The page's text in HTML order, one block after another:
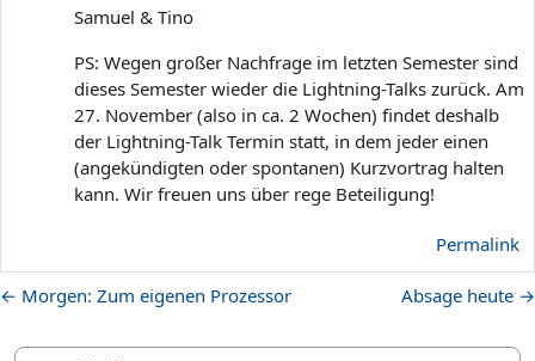
Samuel & Tino
PS: Wegen großer Nachfrage im letzten Semester sind
dieses Semester wieder die Lightning-Talks zurück. Am
27. November (also in ca. 2 Wochen) findet deshalb
der Lightning-Talk Termin statt, in dem jeder einen
(angekündigten oder spontanen) Kurzvortrag halten
kann. Wir freuen uns über rege Beteiligung!
Permalink
← Morgen: Zum eigenen Prozessor Absage heute →